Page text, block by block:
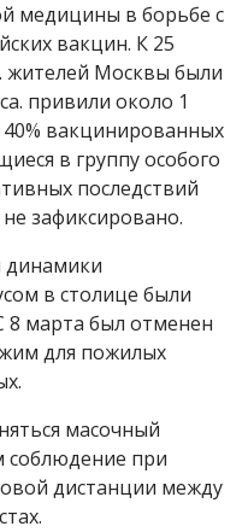
медицины в борьбе с
вакцин. К 25
жителей Москвы были
привили около 1
вакцинированных
в группу особого
последствий
зафиксировано.
в столице были
8 марта был отменен
для пожилых
масочный
соблюдение при
дистанции между